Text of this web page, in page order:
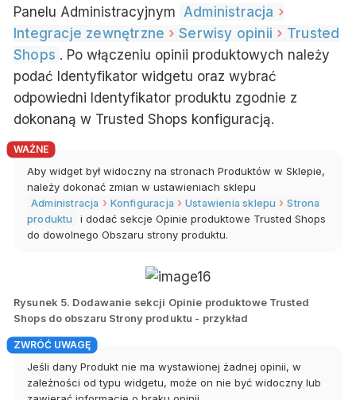
Panelu Administracyjnym Administracja
Integracje zewnętrzne
Serwisy opinii
Trusted
Shops . Po włączeniu opinii produktowych należy
podać Identyfikator widgetu oraz wybrać
odpowiedni Identyfikator produktu zgodnie z
dokonaną w Trusted Shops konfiguracją.
Aby widget był widoczny na stronach Produktów w Sklepie,
należy dokonać zmian w ustawieniach sklepu
Administracja
Konfiguracja Ustawienia sklepu
Strona
produktu
i dodać sekcje Opinie produktowe Trusted Shops
do dowolnego Obszaru strony produktu.
Rysunek 5. Dodawanie sekcji Opinie produktowe Trusted
Shops do obszaru Strony produktu - przykład
Jeśli dany Produkt nie ma wystawionej żadnej opinii, w
zależności od typu widgetu, może on nie być widoczny lub